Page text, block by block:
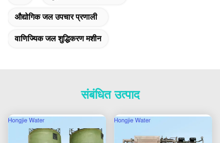
औद्योगिक जल उपचार प्रणाली
वाणिज्यिक जल शुद्धिकरण मशीन
संबंधित उत्पाद